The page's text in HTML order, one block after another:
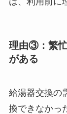
理由③：繁
がある
給湯器交換の
換できなかっ